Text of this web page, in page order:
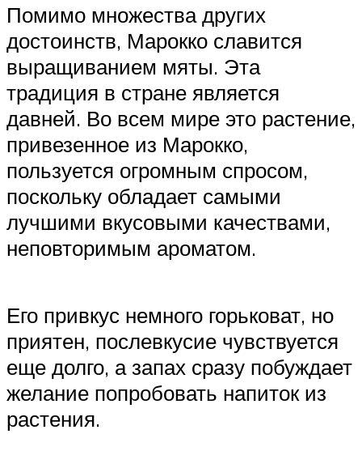
Помимо множества других
достоинств, Марокко славится
выращиванием мяты. Эта
традиция в стране является
давней. Во всем мире это растение,
привезенное из Марокко,
пользуется огромным спросом,
поскольку обладает самыми
лучшими вкусовыми качествами,
неповторимым ароматом.
Его привкус немного горьковат, но
приятен, послевкусие чувствуется
еще долго, а запах сразу побуждает
желание попробовать напиток из
растения.